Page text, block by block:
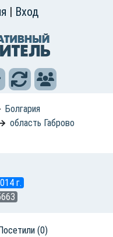
| Вход
Болгария
область Габрово
г.
(0)